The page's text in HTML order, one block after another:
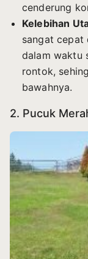
cenderung
Kelebihan
sangat cepat
dalam waktu
rontok,
bawahnya.
2. Pucuk